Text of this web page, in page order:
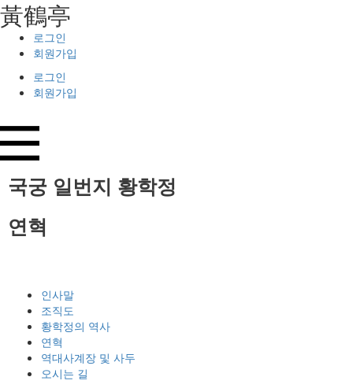
⿈鶴亭
로그인
회원가입
로그인
회원가입
국궁 일번지 황학정
연혁
인사말
조직도
황학정의 역사
연혁
역대사계장 및 사두
오시는 길